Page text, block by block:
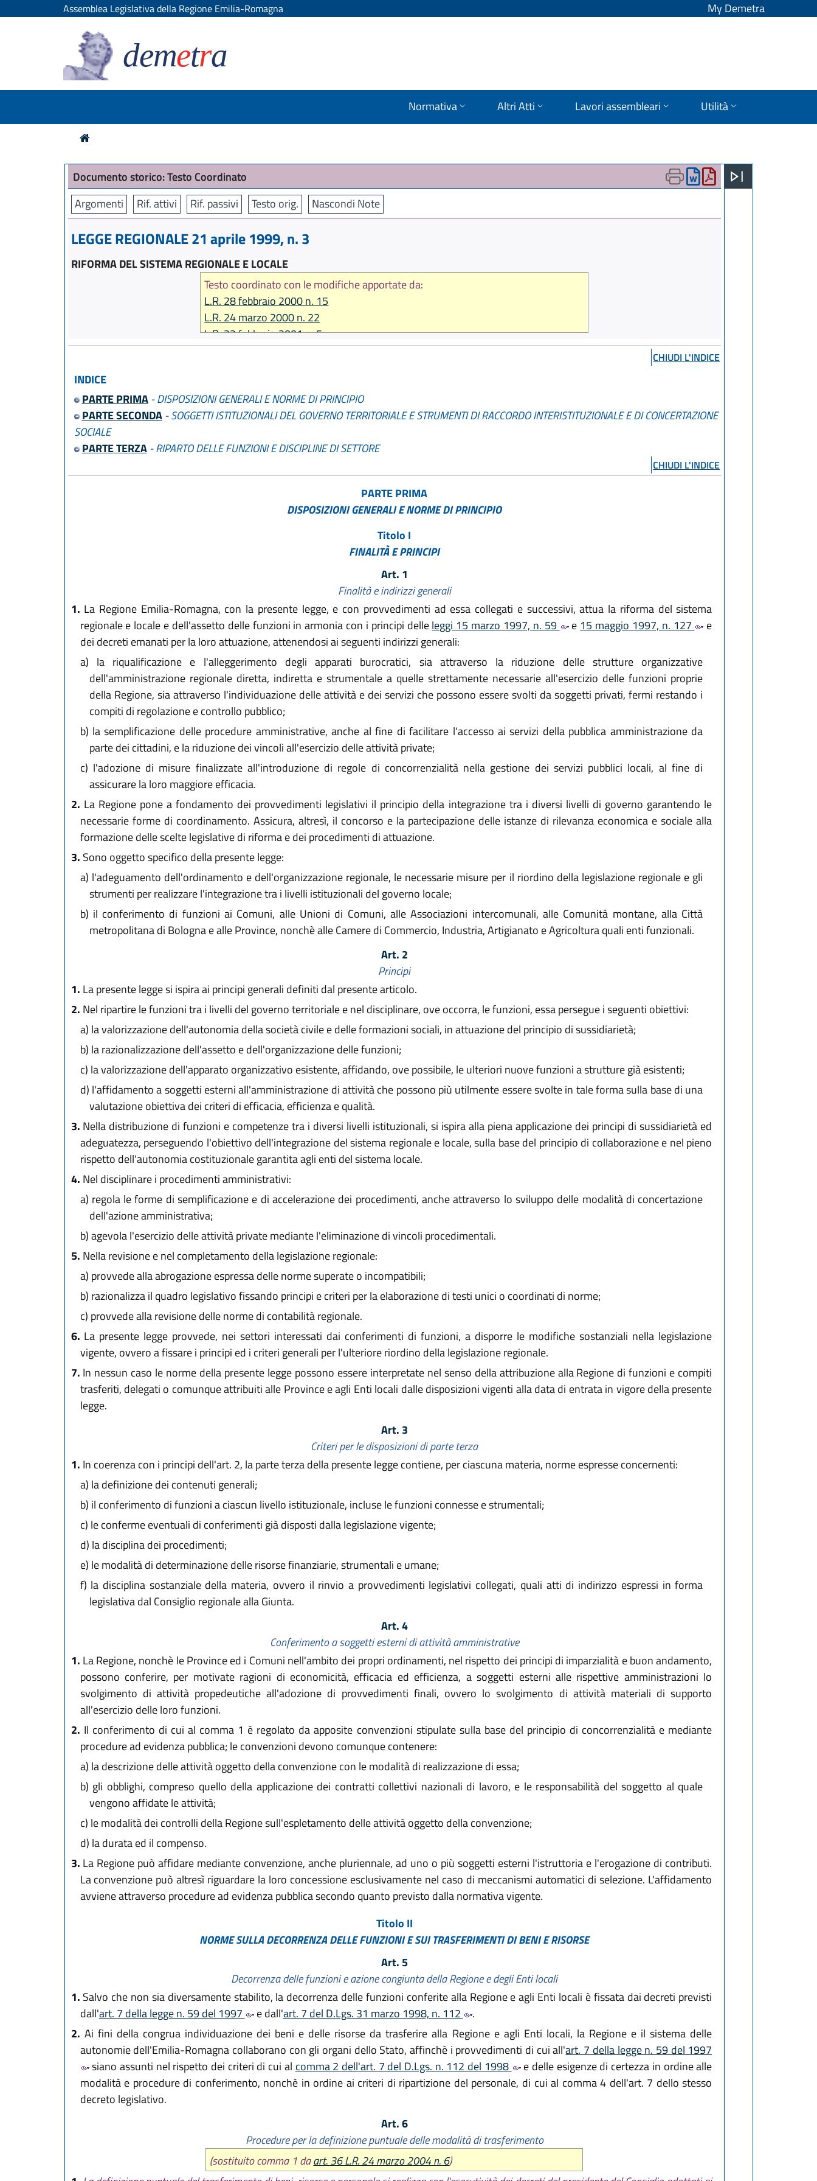
Assemblea Legislativa della Regione Emilia-Romagna My Demetra
demetra
Normativa Altri Atti Lavori assembleari Utilità
Documento storico: Testo Coordinato
Argomenti
Rif. attivi Rif. passivi Testo orig. Nascondi Note
LEGGE REGIONALE 21 aprile 1999, n. 3
RIFORMA DEL SISTEMA REGIONALE E LOCALE
Testo coordinato con le modifiche apportate da:
L.R. 28 febbraio 2000 n. 15
L.R. 24 marzo 2000 n. 22
L.R. 22 febbraio 2001 n. 5
L.R. 26 aprile 2001 n. 11
L.R. 13 novembre 2001 n. 38
L.R. 26 novembre 2001 n. 43
L.R. 19 dicembre 2002 n. 36
L.R. 4 dicembre 2003 n. 24
L.R. 17 febbraio 2005 n. 6
L.R. 27 luglio 2005 n. 14
L.R. 28 luglio 2006 n. 13
L.R. 30 ottobre 2008 n. 19
L.R. 30 novembre 2009 n. 23
CHIUDI L'INDICE
INDICE
PARTE PRIMA- DISPOSIZIONI GENERALI E NORME DI PRINCIPIO
PARTE SECONDA- SOGGETTI ISTITUZIONALI DEL GOVERNO TERRITORIALE E STRUMENTI DI RACCORDO INTERISTITUZIONALE E DI CONCERTAZIONE
SOCIALE
PARTE TERZA- RIPARTO DELLE FUNZIONI E DISCIPLINE DI SETTORE
CHIUDI L'INDICE
PARTE PRIMA
DISPOSIZIONI GENERALI E NORME DI PRINCIPIO
Titolo I
FINALITÀ E PRINCIPI
Art. 1
Finalità e indirizzi generali
1. La Regione Emilia-Romagna, con la presente legge, e con provvedimenti ad essa collegati e successivi, attua la riforma del sistema
regionale e locale e dell'assetto delle funzioni in armonia con i principi delleleggi 15 marzo 1997, n. 59 e 15 maggio 1997, n. 127
e
dei decreti emanati per la loro attuazione, attenendosi ai seguenti indirizzi generali:
a) la riqualificazione e l'alleggerimento degli apparati burocratici, sia attraverso la riduzione delle strutture organizzative
dell'amministrazione regionale diretta, indiretta e strumentale a quelle strettamente necessarie all'esercizio delle funzioni proprie
della Regione, sia attraverso l'individuazione delle attività e dei servizi che possono essere svolti da soggetti privati, fermi restando i
compiti di regolazione e controllo pubblico;
b) la semplificazione delle procedure amministrative, anche al fine di facilitare l'accesso ai servizi della pubblica amministrazione da
parte dei cittadini, e la riduzione dei vincoli all'esercizio delle attività private;
c) l'adozione di misure finalizzate all'introduzione di regole di concorrenzialità nella gestione dei servizi pubblici locali, al fine di
assicurare la loro maggiore efficacia.
2. La Regione pone a fondamento dei provvedimenti legislativi il principio della integrazione tra i diversi livelli di governo garantendo le
necessarie forme di coordinamento. Assicura, altresì, il concorso e la partecipazione delle istanze di rilevanza economica e sociale alla
formazione delle scelte legislative di riforma e dei procedimenti di attuazione.
3. Sono oggetto specifico della presente legge:
a) l'adeguamento dell'ordinamento e dell'organizzazione regionale, le necessarie misure per il riordino della legislazione regionale e gli
strumenti per realizzare l'integrazione tra i livelli istituzionali del governo locale;
b) il conferimento di funzioni ai Comuni, alle Unioni di Comuni, alle Associazioni intercomunali, alle Comunità montane, alla Città
metropolitana di Bologna e alle Province, nonchè alle Camere di Commercio, Industria, Artigianato e Agricoltura quali enti funzionali.
Art. 2
Principi
1. La presente legge si ispira ai principi generali definiti dal presente articolo.
2. Nel ripartire le funzioni tra i livelli del governo territoriale e nel disciplinare, ove occorra, le funzioni, essa persegue i seguenti obiettivi:
a) la valorizzazione dell'autonomia della società civile e delle formazioni sociali, in attuazione del principio di sussidiarietà;
b) la razionalizzazione dell'assetto e dell'organizzazione delle funzioni;
c) la valorizzazione dell'apparato organizzativo esistente, affidando, ove possibile, le ulteriori nuove funzioni a strutture già esistenti;
d) l'affidamento a soggetti esterni all'amministrazione di attività che possono più utilmente essere svolte in tale forma sulla base di una
valutazione obiettiva dei criteri di efficacia, efficienza e qualità.
3. Nella distribuzione di funzioni e competenze tra i diversi livelli istituzionali, si ispira alla piena applicazione dei principi di sussidiarietà ed
adeguatezza, perseguendo l'obiettivo dell'integrazione del sistema regionale e locale, sulla base del principio di collaborazione e nel pieno
rispetto dell'autonomia costituzionale garantita agli enti del sistema locale.
4. Nel disciplinare i procedimenti amministrativi:
a) regola le forme di semplificazione e di accelerazione dei procedimenti, anche attraverso lo sviluppo delle modalità di concertazione
dell'azione amministrativa;
b)agevola l'esercizio delle attività private mediante l'eliminazione di vincoli procedimentali.
5. Nella revisione e nel completamento della legislazione regionale:
a) provvede alla abrogazione espressa delle norme superate o incompatibili;
b) razionalizza il quadro legislativo fissando principi e criteri per la elaborazione di testi unici o coordinati di norme;
c) provvede alla revisione delle norme di contabilità regionale.
6. La presente legge provvede, nei settori interessati dai conferimenti di funzioni, a disporre le modifiche sostanziali nella legislazione
vigente, ovvero a fissare i principi ed i criteri generali per l'ulteriore riordino della legislazione regionale.
7. In nessun caso le norme della presente legge possono essere interpretate nel senso della attribuzione alla Regione di funzioni e compiti
trasferiti, delegati o comunque attribuiti alle Province e agli Enti locali dalle disposizioni vigenti alla data di entrata in vigore della presente
legge.
Art. 3
Criteri per le disposizioni di parte terza
1. In coerenza con i principi dell'art. 2, la parte terza della presente legge contiene, per ciascuna materia, norme espresse concernenti:
a) la definizione dei contenuti generali;
b) il conferimento di funzioni a ciascun livello istituzionale, incluse le funzioni connesse e strumentali;
c) le conferme eventuali di conferimenti già disposti dalla legislazione vigente;
d) la disciplina dei procedimenti;
e) le modalità di determinazione delle risorse finanziarie, strumentali e umane;
f) la disciplina sostanziale della materia, ovvero il rinvio a provvedimenti legislativi collegati, quali atti di indirizzo espressi in forma
legislativa dal Consiglio regionale alla Giunta.
Art. 4
Conferimento a soggetti esterni di attività amministrative
1. La Regione, nonchè le Province ed i Comuni nell'ambito dei propri ordinamenti, nel rispetto dei principi di imparzialità e buon andamento,
possono conferire, per motivate ragioni di economicità, efficacia ed efficienza, a soggetti esterni alle rispettive amministrazioni lo
svolgimento di attività propedeutiche all'adozione di provvedimenti finali, ovvero lo svolgimento di attività materiali di supporto
all'esercizio delle loro funzioni.
2. Il conferimento di cui al comma 1 è regolato da apposite convenzioni stipulate sulla base del principio di concorrenzialità e mediante
procedure ad evidenza pubblica; le convenzioni devono comunque contenere:
a) la descrizione delle attività oggetto della convenzione con le modalità di realizzazione di essa;
b) gli obblighi, compreso quello della applicazione dei contratti collettivi nazionali di lavoro, e le responsabilità del soggetto al quale
vengono affidate le attività;
c) le modalità dei controlli della Regione sull'espletamento delle attività oggetto della convenzione;
d) la durata ed il compenso.
3. La Regione può affidare mediante convenzione, anche pluriennale, ad uno o più soggetti esterni l'istruttoria e l'erogazione di contributi.
La convenzione può altresì riguardare la loro concessione esclusivamente nel caso di meccanismi automatici di selezione. L'affidamento
avviene attraverso procedure ad evidenza pubblica secondo quanto previsto dalla normativa vigente.
Titolo II
NORME SULLA DECORRENZA DELLE FUNZIONI E SUI TRASFERIMENTI DI BENI E RISORSE
Art. 5
Decorrenza delle funzioni e azione congiunta della Regione e degli Enti locali
1. Salvo che non sia diversamente stabilito, la decorrenza delle funzioni conferite alla Regione e agli Enti locali è fissata dai decreti previsti
dall'art. 7 della legge n. 59 del 1997 e dall'art. 7 del D.Lgs. 31 marzo 1998, n. 112
.
2. Ai fini della congrua individuazione dei beni e delle risorse da trasferire alla Regione e agli Enti locali, la Regione e il sistema delle
autonomie dell'Emilia-Romagna collaborano con gli organi dello Stato, affinchè i provvedimenti di cui all'art. 7 della legge n. 59 del 1997
siano assunti nel rispetto dei criteri di cui al comma 2 dell'art. 7 del D.Lgs. n. 112 del 1998
e delle esigenze di certezza in ordine alle
modalità e procedure di conferimento, nonchè in ordine ai criteri di ripartizione del personale, di cui al comma 4 dell'art. 7 dello stesso
decreto legislativo.
Art. 6
Procedure per la definizione puntuale delle modalità di trasferimento
(sostituito comma 1 daart. 36 L.R. 24 marzo 2004 n. 6)